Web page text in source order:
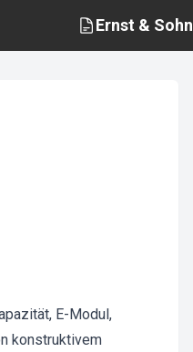
Ernst & Sohn
E-Modul,
konstruktivem